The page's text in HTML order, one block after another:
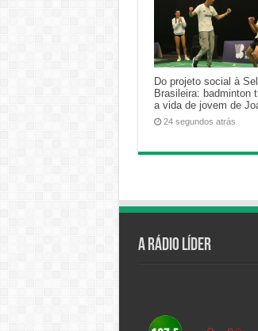
Do projeto social à
Brasileira: badminton
a vida de jovem de
24 segundos atrás
A Rádio Líder